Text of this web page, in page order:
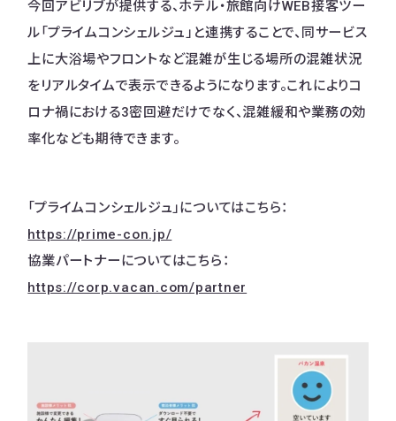
今回アビリブが提供する、ホテル・旅館向けWEB接客ツー
ル「プライムコンシェルジュ」と連携することで、同サービス
上に大浴場やフロントなど混雑が生じる場所の混雑状況
をリアルタイムで表示できるようになります。これによりコ
ロナ禍における3密回避だけでなく、混雑緩和や業務の効
率化なども期待できます。
「プライムコンシェルジュ」についてはこちら：
https://prime-con.jp/
協業パートナーについてはこちら：
https://corp.vacan.com/partner